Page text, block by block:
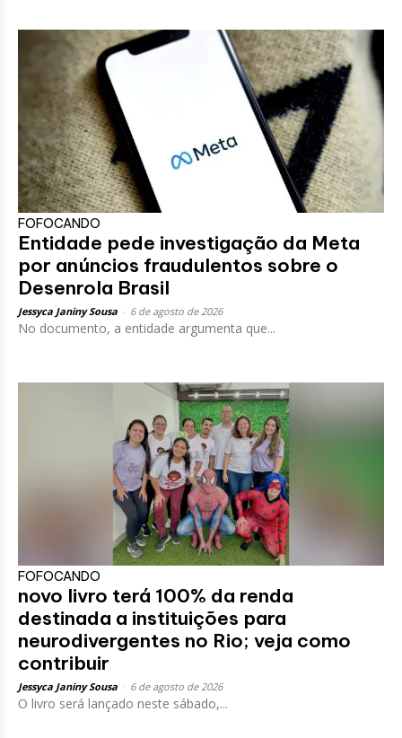
FOFOCANDO
Entidade pede investigação da Meta
por anúncios fraudulentos sobre o
Desenrola Brasil
Jessyca Janiny Sousa 6 de agosto de 2026
No documento, a entidade argumenta que...
FOFOCANDO
novo livro terá 100% da renda
destinada a instituições para
neurodivergentes no Rio; veja como
contribuir
Jessyca Janiny Sousa 6 de agosto de 2026
O livro será lançado neste sábado,...